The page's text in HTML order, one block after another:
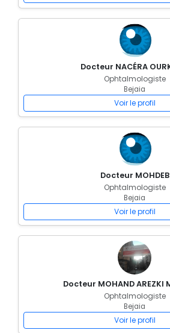
Docteur NACÉRA
Ophtalmologiste
Bejaia
Voir le profil
Docteur MOHDEB
Ophtalmologiste
Bejaia
Voir le profil
Docteur MOHAND AREZKI
Ophtalmologiste
Bejaia
Voir le profil